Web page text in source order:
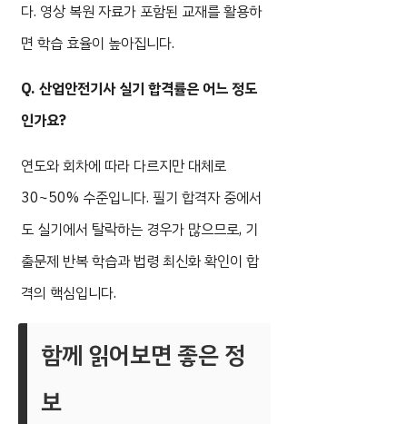
다. 영상 복원 자료가 포함된 교재를 활용하
면 학습 효율이 높아집니다.
Q. 산업안전기사 실기 합격률은 어느 정도
인가요?
연도와 회차에 따라 다르지만 대체로
30~50% 수준입니다. 필기 합격자 중에서
도 실기에서 탈락하는 경우가 많으므로, 기
출문제 반복 학습과 법령 최신화 확인이 합
격의 핵심입니다.
함께 읽어보면 좋은 정
보